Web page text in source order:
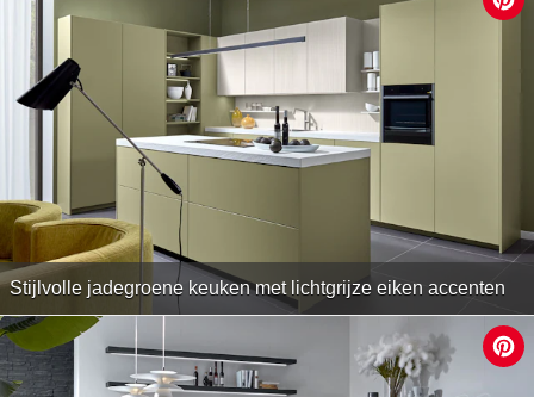
Stijlvolle jadegroene keuken met lichtgrijze eiken accenten